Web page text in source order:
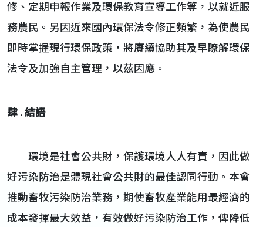
修、定期申報作業及環保教育宣導工作等，以就近服
務農民。另因近來國內環保法令修正頻繁，為使農民
即時掌握現行環保政策，將賡續協助其及早瞭解環保
法令及加強自主管理，以茲因應。
肆 . 結語
環境是社會公共財，保護環境人人有責，因此做
好污染防治是體現社會公共財的最佳認同行動。本會
推動畜牧污染防治業務，期使畜牧產業能用最經濟的
成本發揮最大效益，有效做好污染防治工作，俾降低